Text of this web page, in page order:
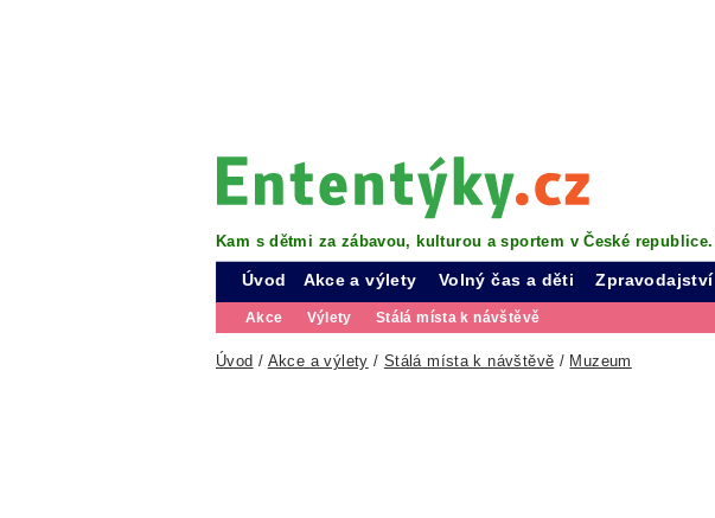
Kam s dětmi za zábavou, kulturou a sportem v České republice.
Úvod Akce a výlety
Akce Výlety Stálá místa k návštěvě
Volný čas a děti Zpravodajství
Úvod / Akce a výlety / Stálá místa k návštěvě / Muzeum